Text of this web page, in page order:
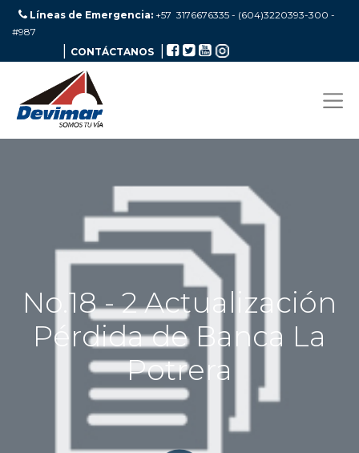
Líneas de Emergencia: +57 3176676335 - (604)3220393-300 -
#987
CONTÁCTANOS
No.18 - 2 Actualización
Pérdida de Banca La
Potrera